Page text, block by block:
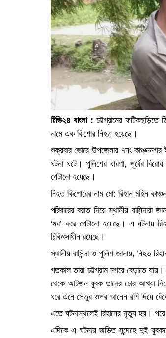
টিভি২৪ বাংলা : চট্টগ্রামের
নামে এক কিশোর নিহত হয়েছে।
শুক্রবার ভোরে উপজেলার ৭নং কাঞ্চননগর
ঘটনা ঘটে। পুলিশের ধারণা, পূর্বের
পেটানো হয়েছে।
নিহত কিশোরের নাম মো: রিহান মহিন
পরিবারের বরাত দিয়ে স্থানীয়
‘মব’ করে পেটানো হয়েছে। এ ঘটনায়
চিকিৎসাধীন রয়েছে।
স্থানীয় বাসিন্দা ও পুলিশ জানায়, নিহত
গতকাল তারা চট্টগ্রাম নগরে বেড়াতে
থেকে আটজন যুবক তাদের চোর আখ্যা
ধরে এনে সেতুর ওপর আনেন রশি দিয়ে
এতে ঘটনাস্থলেই রিহানের মৃত্যু হয়। পরে
এদিকে এ ঘটনায় জড়িত সন্দেহে দুই